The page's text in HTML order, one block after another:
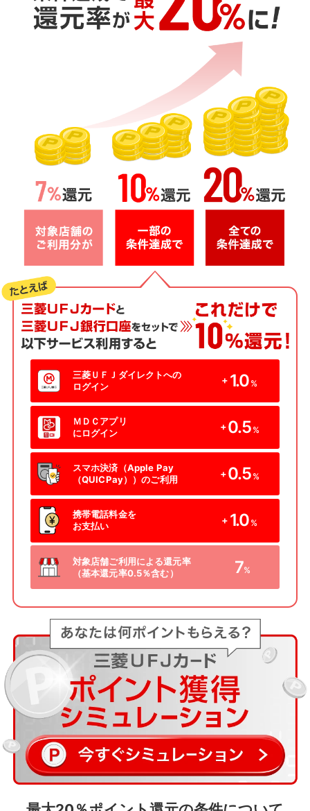
三菱ＵＦＪダイレクトへの
ログイン
+ 1.0 %
ＭＤＣアプリ
にログイン
+ 0.5 %
スマホ決済（Apple Pay
（QUICPay））のご利用
+ 0.5 %
携帯電話料金を
お支払い
+ 1.0 %
対象店舗ご利用による還元率
（基本還元率0.5％含む）
7%